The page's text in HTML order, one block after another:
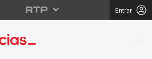
Entrar